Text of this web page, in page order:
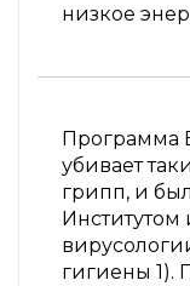
низкое
Программа
убивает
грипп, и
Институтом
гигиены 1).